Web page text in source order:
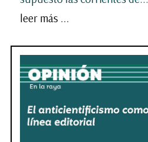
leer más ...